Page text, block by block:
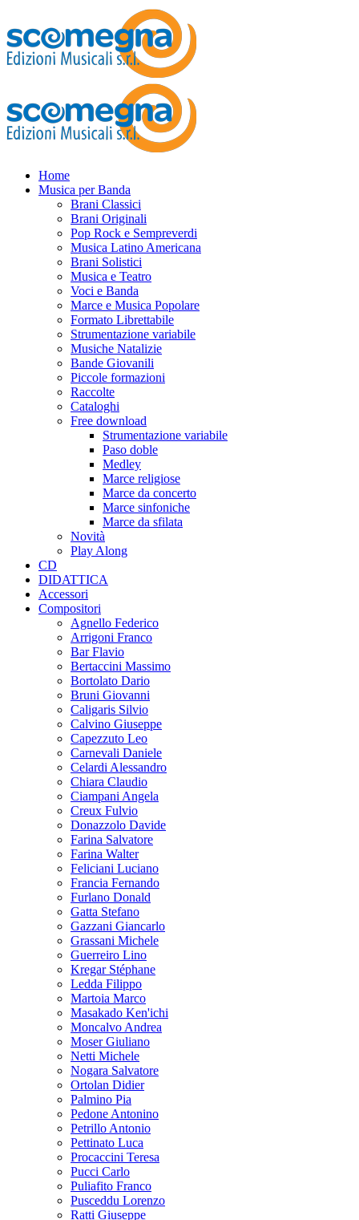
Home
Musica per Banda
Brani Classici
Brani Originali
Pop Rock e Sempreverdi
Musica Latino Americana
Brani Solistici
Musica e Teatro
Voci e Banda
Marce e Musica Popolare
Formato Librettabile
Strumentazione variabile
Musiche Natalizie
Bande Giovanili
Piccole formazioni
Raccolte
Cataloghi
Free download
Strumentazione variabile
Paso doble
Medley
Marce religiose
Marce da concerto
Marce sinfoniche
Marce da sfilata
Novità
Play Along
CD
DIDATTICA
Accessori
Compositori
Agnello Federico
Arrigoni Franco
Bar Flavio
Bertaccini Massimo
Bortolato Dario
Bruni Giovanni
Caligaris Silvio
Calvino Giuseppe
Capezzuto Leo
Carnevali Daniele
Celardi Alessandro
Chiara Claudio
Ciampani Angela
Creux Fulvio
Donazzolo Davide
Farina Salvatore
Farina Walter
Feliciani Luciano
Francia Fernando
Furlano Donald
Gatta Stefano
Gazzani Giancarlo
Grassani Michele
Guerreiro Lino
Kregar Stéphane
Ledda Filippo
Martoia Marco
Masakado Ken'ichi
Moncalvo Andrea
Moser Giuliano
Netti Michele
Nogara Salvatore
Ortolan Didier
Palmino Pia
Pedone Antonino
Petrillo Antonio
Pettinato Luca
Procaccini Teresa
Pucci Carlo
Puliafito Franco
Pusceddu Lorenzo
Ratti Giuseppe